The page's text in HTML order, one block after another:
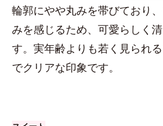
輪郭にやや丸みを帯びており
みを感じるため、可愛らしく
す。実年齢よりも若く見られ
でクリアな印象です。